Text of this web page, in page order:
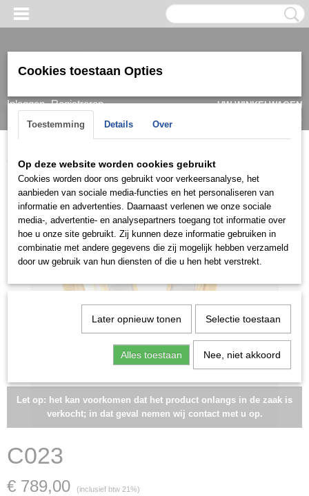
Inloggen Registreren
UW WINKELWAGEN
(0)
Home > > Trouwringen / Wedding CK collectie
Let op: het kan voorkomen dat het product onlangs in de zaak is
verkocht; in dat geval nemen wij contact met u op.
C023
€ 789,00 (inclusief btw 21%)
Cookies toestaan Opties
Toestemming Details Over
Op deze website worden cookies gebruikt
Cookies worden door ons gebruikt voor verkeersanalyse, het
aanbieden van sociale media-functies en het personaliseren van
informatie en advertenties. Daarnaast verlenen we onze sociale
media-, advertentie- en analysepartners toegang tot informatie over
hoe u onze site gebruikt. Zij kunnen deze informatie gebruiken in
combinatie met andere gegevens die zij mogelijk hebben verzameld
door uw gebruik van hun diensten of die u hen hebt verstrekt.
Later opnieuw tonen Selectie toestaan
Alles toestaan Nee, niet akkoord